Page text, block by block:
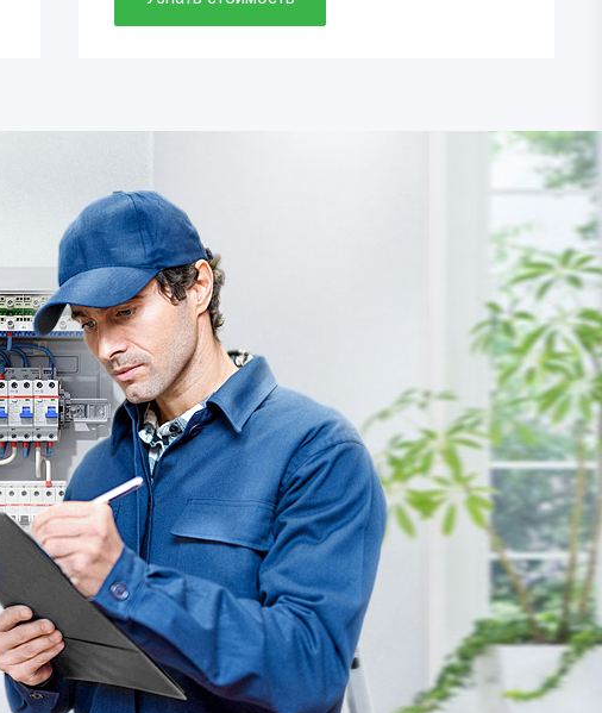
♦ удобное мобильное приложение